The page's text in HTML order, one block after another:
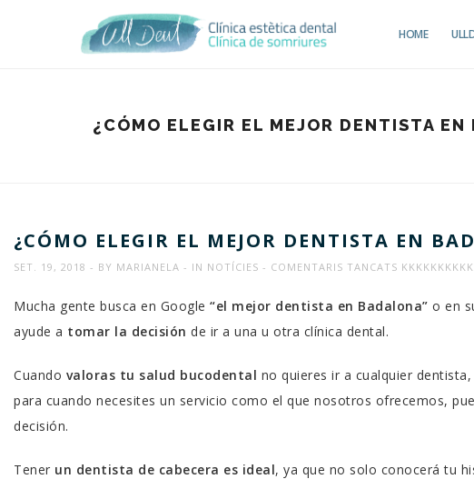
HOME
¿CÓMO ELEGIR EL MEJOR DENTISTA EN
¿CÓMO ELEGIR EL MEJOR DENTISTA EN
SET. 19, 2018 BY MARIANELA IN NOTÍCIES COMENTARIS TANCATS A
MEJOR
Mucha gente busca en Google “el mejor dentista en Badalona” o en
ayude a tomar la decisión de ir a una u otra clínica dental.
Cuando valoras tu salud bucodental no quieres ir a cualquier
para cuando necesites un servicio como el que nosotros ofrecemos,
decisión.
Tener un dentista de cabecera es ideal, ya que no solo conocerá tu